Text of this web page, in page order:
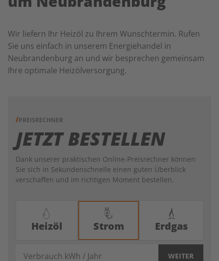
Wir liefern Ihr Heizöl zu Ihrem Wunschtermin. Rufen
Sie uns einfach in unserem Energiehandel in
Neubrandenburg an und wir besprechen gemeinsam
Ihre optimale Heizölversorgung.
PREISRECHNER
JETZT BESTELLEN
Dank unserer praktischen Online-Preisrechner können
Sie sich in Sekundenschnelle einen guten Überblick
verschaffen und im richtigen Moment bestellen.
Heizöl Strom Erdgas
WEITER